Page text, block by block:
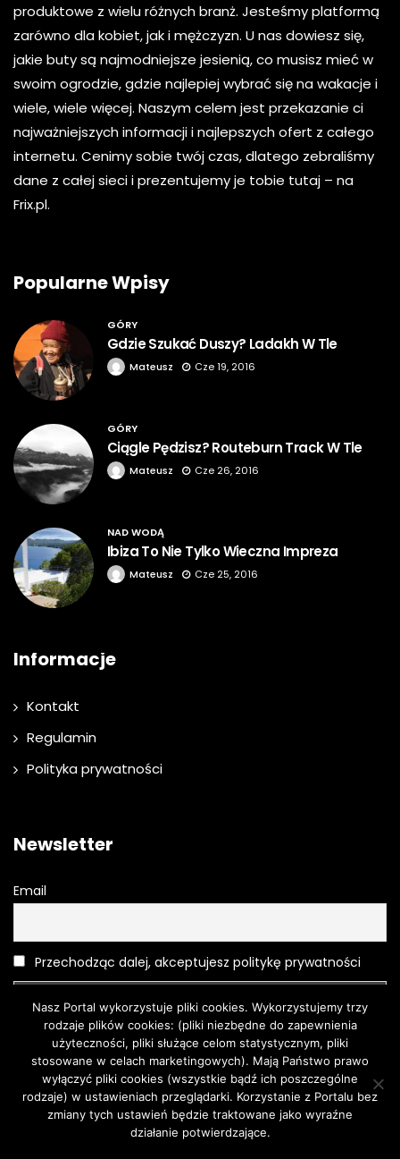
produktowe z wielu różnych branż. Jesteśmy platformą
zarówno dla kobiet, jak i mężczyzn. U nas dowiesz się,
jakie buty są najmodniejsze jesienią, co musisz mieć w
swoim ogrodzie, gdzie najlepiej wybrać się na wakacje i
wiele, wiele więcej. Naszym celem jest przekazanie ci
najważniejszych informacji i najlepszych ofert z całego
internetu. Cenimy sobie twój czas, dlatego zebraliśmy
dane z całej sieci i prezentujemy je tobie tutaj – na
Frix.pl.
Popularne Wpisy
GÓRY
Gdzie Szukać Duszy? Ladakh W Tle
Mateusz Cze 19, 2016
GÓRY
Ciągle Pędzisz? Routeburn Track W Tle
Mateusz Cze 26, 2016
NAD WODĄ
Ibiza To Nie Tylko Wieczna Impreza
Mateusz Cze 25, 2016
Informacje
Kontakt
Regulamin
Polityka prywatności
Newsletter
Email
Przechodząc dalej, akceptujesz politykę prywatności
Moda O urodzie Kosmetyki Pielęgnacja
Moda męska
Nasz Portal wykorzystuje pliki cookies. Wykorzystujemy trzy
rodzaje plików cookies: (pliki niezbędne do zapewnienia
użyteczności, pliki służące celom statystycznym, pliki
stosowane w celach marketingowych). Mają Państwo prawo
wyłączyć pliki cookies (wszystkie bądź ich poszczególne
rodzaje) w ustawieniach przeglądarki. Korzystanie z Portalu bez
zmiany tych ustawień będzie traktowane jako wyraźne
działanie potwierdzające.